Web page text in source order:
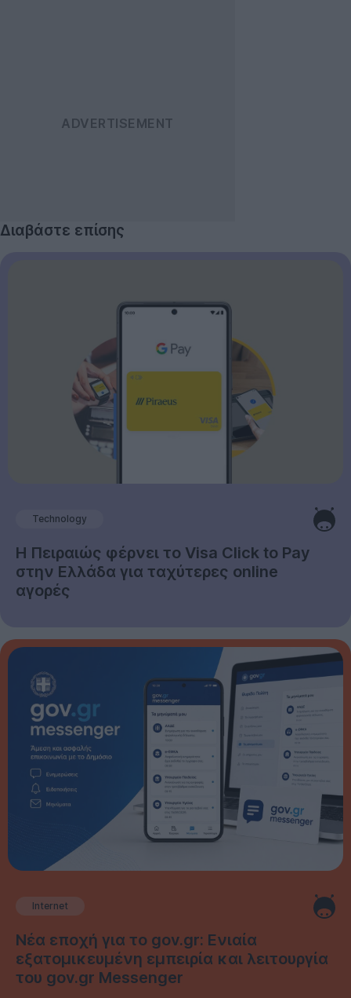
Διαβάστε επίσης
Technology
Η Πειραιώς φέρνει το Visa Click to Pay
στην Ελλάδα για ταχύτερες online
αγορές
Internet
Νέα εποχή για το gov.gr: Ενιαία
εξατομικευμένη εμπειρία και λειτουργία
του gov.gr Messenger